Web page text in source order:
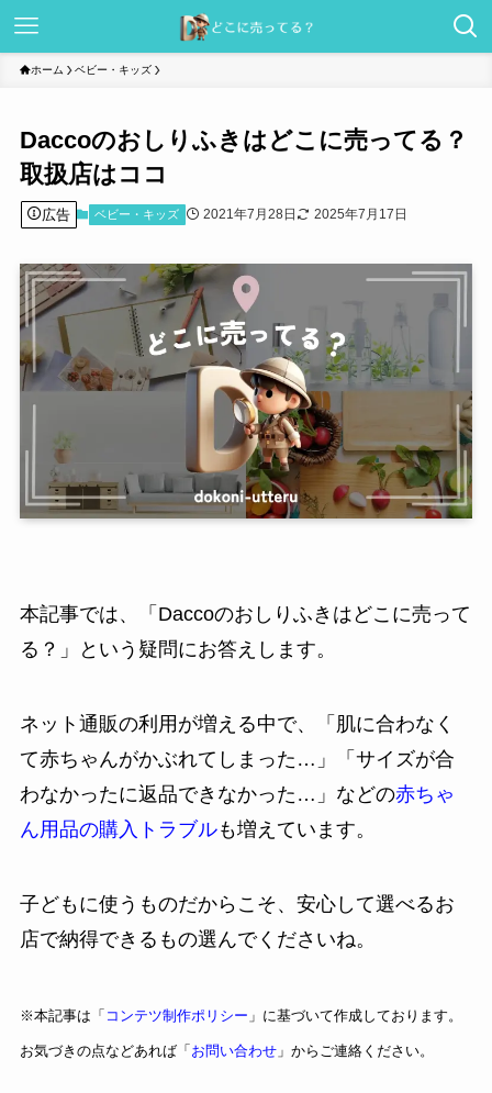
ホーム ベビー・キッズ
Daccoのおしりふきはどこに売ってる？
取扱店はココ
広告 ベビー・キッズ 2021年7月28日 2025年7月17日
本記事では、「Daccoのおしりふきはどこに売って
る？」という疑問にお答えします。
ネット通販の利用が増える中で、「肌に合わなく
て赤ちゃんがかぶれてしまった…」「サイズが合
わなかったに返品できなかった…」などの赤ちゃ
ん用品の購入トラブルも増えています。
子どもに使うものだからこそ、安心して選べるお
店で納得できるもの選んでくださいね。
※本記事は「 コンテツ制作ポリシー 」に基づいて作成しております。
お気づきの点などあれば「お問い合わせ」からご連絡ください。